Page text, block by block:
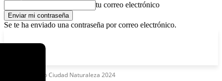
tu correo electrónico
Se te ha enviado una contraseña por correo electrónico.
Reto Ciudad Naturaleza 2024